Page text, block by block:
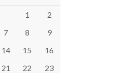
1
2
7 8
9
14 15
16
21 22
23